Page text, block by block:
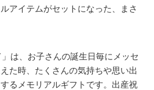
アイテムがセットになった、まさ
は、お子さんの誕生日毎にメッセ
た時、たくさんの気持ちや思い出
るメモリアルギフトです。出産祝